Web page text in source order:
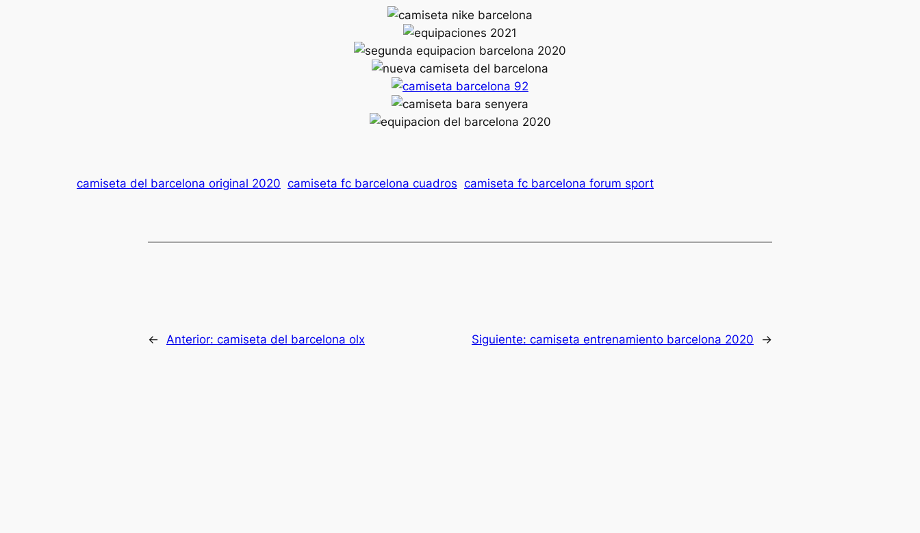
camiseta del barcelona original 2020 camiseta fc barcelona cuadros camiseta fc barcelona forum sport
← Anterior: camiseta del barcelona olx Siguiente: camiseta entrenamiento barcelona 2020 →